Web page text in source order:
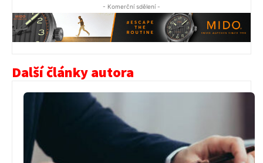
- Komerční sdělení -
Další články autora